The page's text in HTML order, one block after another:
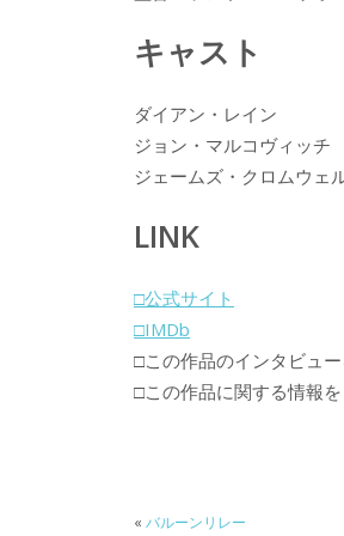
キャスト
ダイアン・レイン
ジョン・マルコヴィッチ
ジェームズ・クロムウェ
LINK
□公式サイト
□IMDb
□この作品のインタビュ
□この作品に関する情報
« バルーンリレー